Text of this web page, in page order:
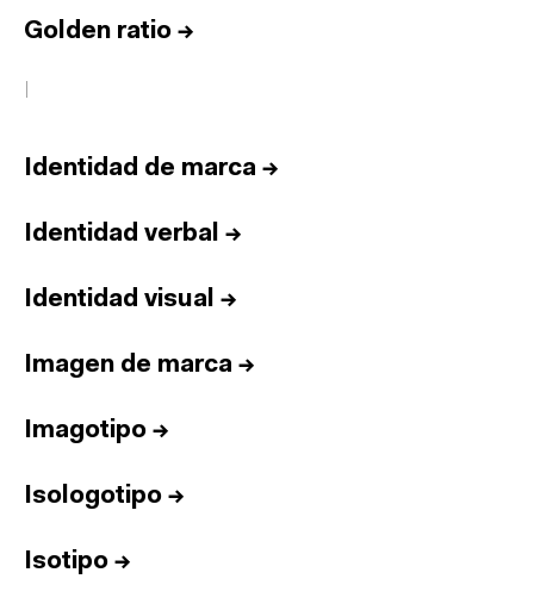
Golden ratio →
I
Identidad de marca →
Identidad verbal →
Identidad visual →
Imagen de marca →
Imagotipo →
Isologotipo →
Isotipo →